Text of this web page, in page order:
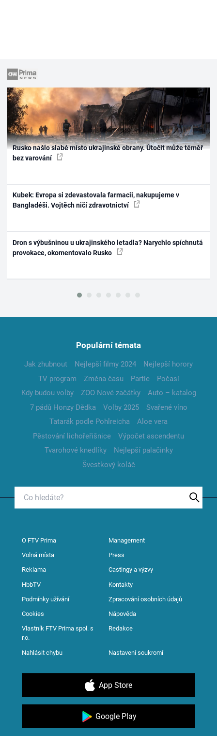
Rusko našlo slabé místo ukrajinské obrany. Útočit může téměř
bez varování
Kubek: Evropa si zdevastovala farmacii, nakupujeme v
Bangladéši. Vojtěch ničí zdravotnictví
Dron s výbušninou u ukrajinského letadla? Narychlo spíchnutá
provokace, okomentovalo Rusko
Populární témata
Jak zhubnout Nejlepší filmy 2024
Nejlepší horory
TV program
Změna času Partie
Počasí
Kdy budou volby
ZOO Nové začátky
Auto – katalog
7 pádů Honzy Dědka
Volby 2025
Svařené víno
Tatarák podle Pohlreicha
Aloe vera
Pěstování lichořeřišnice
Výpočet ascendentu
Tvarohové knedlíky
Nejlepší palačinky
Švestkový koláč
O FTV Prima Management
Volná místa Press
Reklama Castingy a výzvy
HbbTV Kontakty
Podmínky užívání Zpracování osobních údajů
Cookies Nápověda
Vlastník FTV Prima spol. s
r.o.
Redakce
Nahlásit chybu Nastavení soukromí
App Store
Google Play